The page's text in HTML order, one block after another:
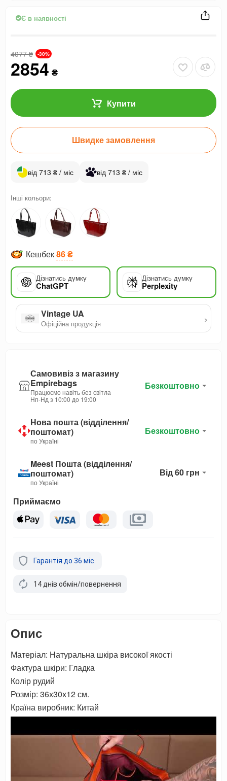
Є в наявності
4077₴ -30%
2854 ₴
Купити
Швидке замовлення
від 713 ₴ / міс від 713 ₴ / міс
Інші кольори:
Кешбек86 ₴
Дізнатись думку
ChatGPT
Дізнатись думку
Perplexity
Vintage UA
Офіційна продукція ›
Самовивіз з магазину
Empirebags
Працюємо навіть без світла
Нп-Нд з 10:00 до 19:00
Безкоштовно
Нова пошта (відділення/
поштомат)
по Україні
Безкоштовно
Meest Пошта (відділення/
поштомат)
по Україні
Від 60 грн
Приймаємо
Гарантія до 36 міс.
14 днів обмін/повернення
Опис
Матеріал: Натуральна шкіра високої якості
Фактура шкіри: Гладка
Колір рудий
Розмір: 36х30х12 см.
Країна виробник: Китай